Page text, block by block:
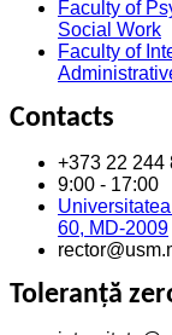
Faculty of
Social Work
Faculty of
Contacts
+373 22 244
9:00 - 17:00
60, MD-2009
Toleranță